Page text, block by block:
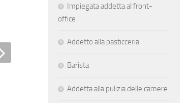
Impiegata addetta al front-
office
Addetto alla pasticceria
Barista
Addetta alla pulizia delle camere